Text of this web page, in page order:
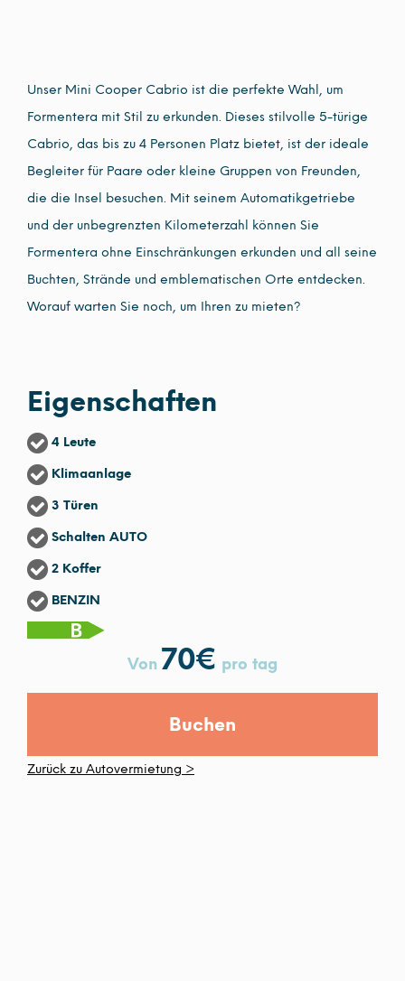
Unser Mini Cooper Cabrio ist die perfekte Wahl, um
Formentera mit Stil zu erkunden. Dieses stilvolle 5-türige
Cabrio, das bis zu 4 Personen Platz bietet, ist der ideale
Begleiter für Paare oder kleine Gruppen von Freunden,
die die Insel besuchen. Mit seinem Automatikgetriebe
und der unbegrenzten Kilometerzahl können Sie
Formentera ohne Einschränkungen erkunden und all seine
Buchten, Strände und emblematischen Orte entdecken.
Worauf warten Sie noch, um Ihren zu mieten?
Eigenschaften
4 Leute
Klimaanlage
3 Türen
Schalten AUTO
2 Koffer
BENZIN
Von 70€ pro tag
Buchen
Zurück zu Autovermietung >